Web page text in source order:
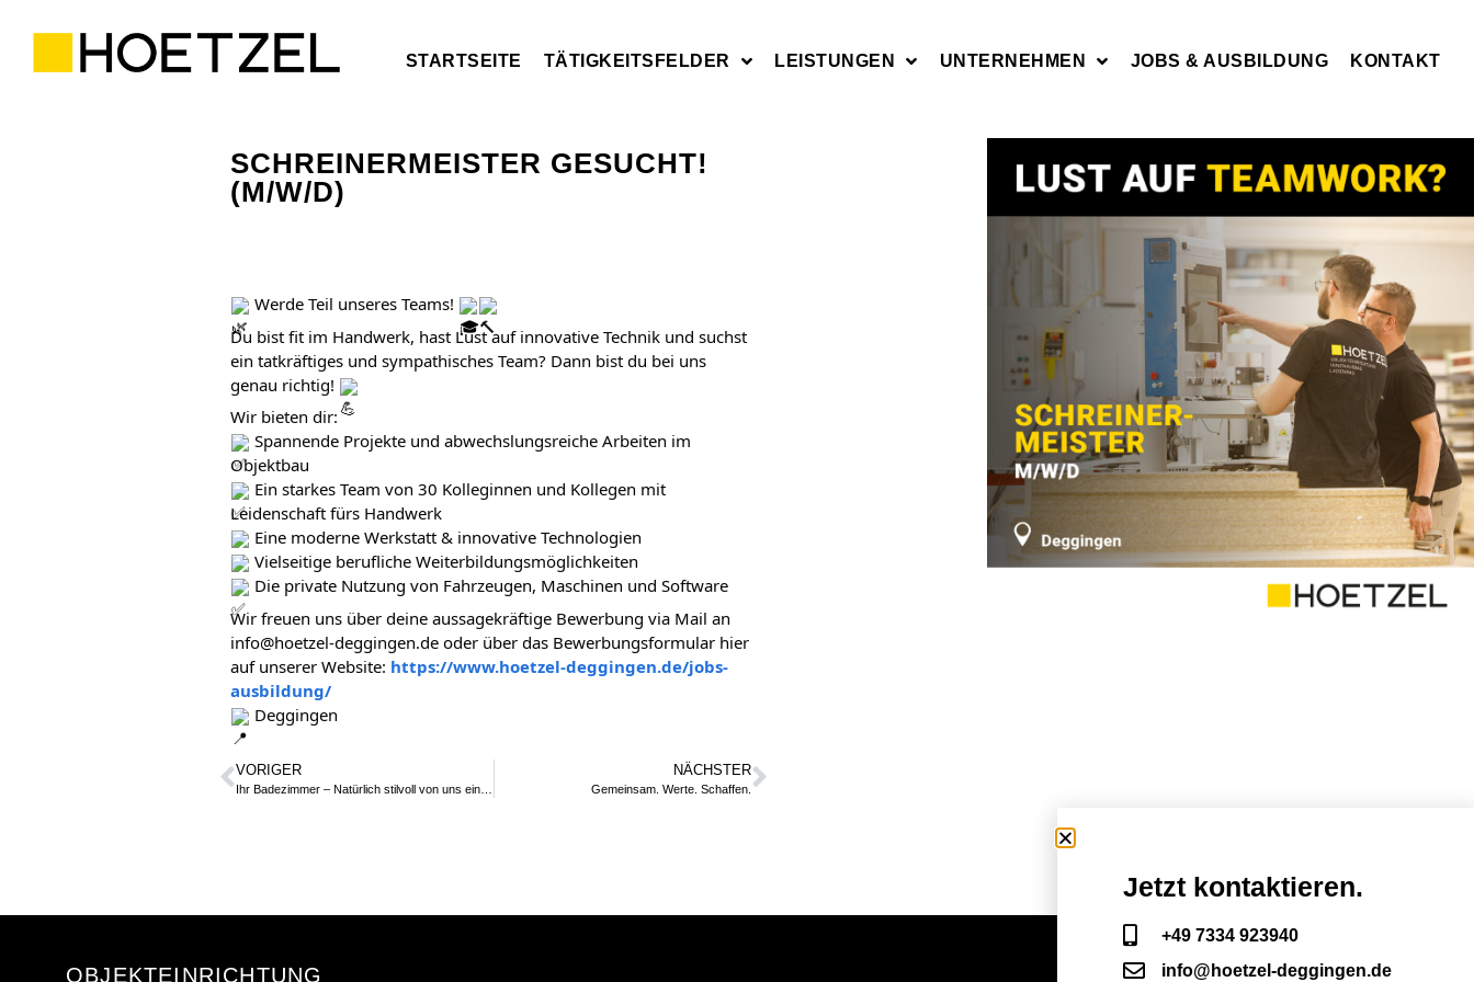
STARTSEITE TÄTIGKEITSFELDER LEISTUNGEN UNTERNEHMEN JOBS & AUSBILDUNG KONTAKT
SCHREINERMEISTER GESUCHT!
(M/W/D)
Werde Teil unseres Teams!
Du bist fit im Handwerk, hast Lust auf innovative Technik und suchst
ein tatkräftiges und sympathisches Team? Dann bist du bei uns
genau richtig!
Wir bieten dir:
Spannende Projekte und abwechslungsreiche Arbeiten im
Objektbau
Ein starkes Team von 30 Kolleginnen und Kollegen mit
Leidenschaft fürs Handwerk
Eine moderne Werkstatt & innovative Technologien
Vielseitige berufliche Weiterbildungsmöglichkeiten
Die private Nutzung von Fahrzeugen, Maschinen und Software
Wir freuen uns über deine aussagekräftige Bewerbung via Mail an
info@hoetzel-deggingen.de oder über das Bewerbungsformular hier
auf unserer Website: https://www.hoetzel-deggingen.de/jobs-
ausbildung/
Deggingen
VORIGER NÄCHSTER
Gemeinsam. Werte. Schaffen.
OBJEKTEINRICHTUNG
Jetzt kontaktieren.
+49 7334 923940
info@hoetzel-deggingen.de